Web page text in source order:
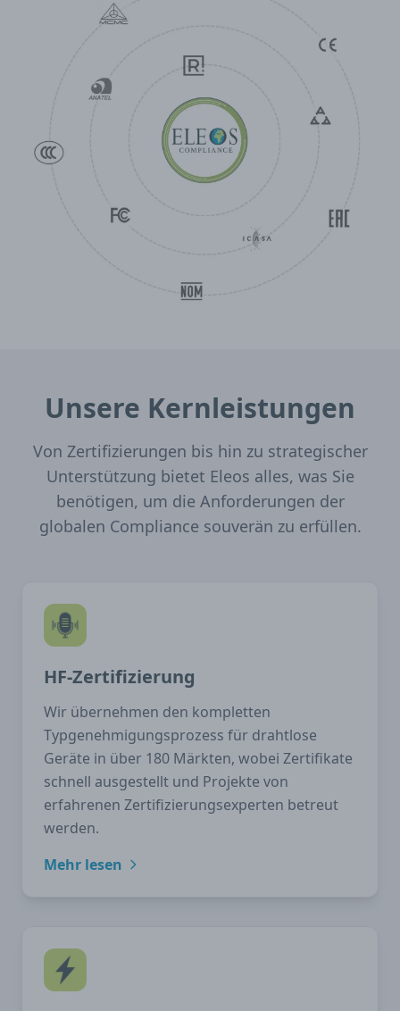
Unsere Kernleistungen
Von Zertifizierungen bis hin zu strategischer
Unterstützung bietet Eleos alles, was Sie
benötigen, um die Anforderungen der
globalen Compliance souverän zu erfüllen.
HF-Zertifizierung
Wir übernehmen den kompletten
Typgenehmigungsprozess für drahtlose
Geräte in über 180 Märkten, wobei Zertifikate
schnell ausgestellt und Projekte von
erfahrenen Zertifizierungsexperten betreut
werden.
Mehr lesen